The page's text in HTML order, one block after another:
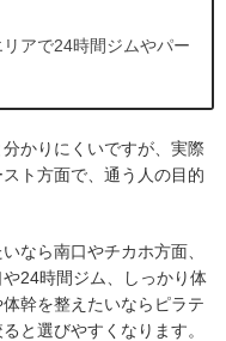
リアで24時間ジムやパー
かりにくいですが、実際
ト方面で、通う人の目的
なら南口やチカホ方面、
24時間ジム、しっかり体
幹を整えたいならピラテ
と選びやすくなります。